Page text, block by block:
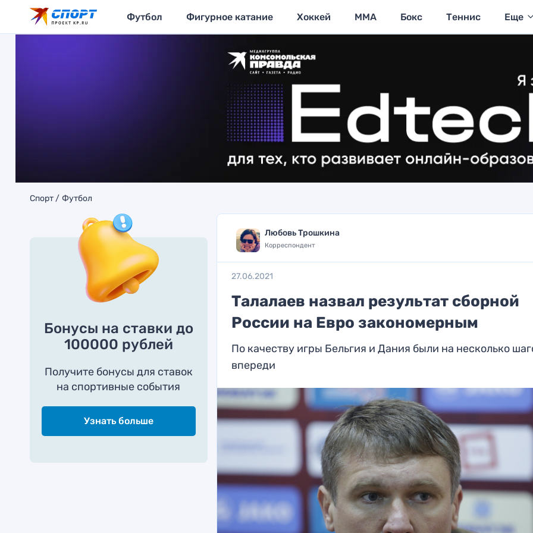
Футбол Фигурное катание Хоккей MMA Бокс Теннис Еще
Спорт Футбол
Бонусы на ставки до
100000 рублей
Получите бонусы для ставок
на спортивные события
Узнать больше
Любовь Трошкина
Корреспондент
27.06.2021
Талалаев назвал результат сборной
России на Евро закономерным
По качеству игры Бельгия и Дания были на несколько
впереди